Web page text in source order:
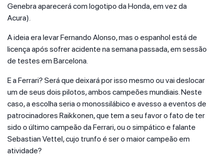
Genebra aparecerá com logotipo da Honda, em vez da
Acura).
A ideia era levar Fernando Alonso, mas o espanhol está de
licença após sofrer acidente na semana passada, em sessão
de testes em Barcelona.
E a Ferrari? Será que deixará por isso mesmo ou vai deslocar
um de seus dois pilotos, ambos campeões mundiais. Neste
caso, a escolha seria o monossilábico e avesso a eventos de
patrocinadores Raikkonen, que tem a seu favor o fato de ter
sido o último campeão da Ferrari, ou o simpático e falante
Sebastian Vettel, cujo trunfo é ser o maior campeão em
atividade?